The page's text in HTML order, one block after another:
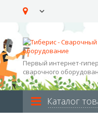
Первый интернет-
сварочного
Каталог